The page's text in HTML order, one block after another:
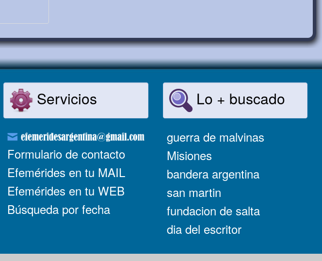
Servicios
Formulario de contacto
Efemérides en tu MAIL
Efemérides en tu WEB
Búsqueda por fecha
Lo + buscado
guerra de malvinas
Misiones
bandera argentina
san martin
fundacion de salta
dia del escritor